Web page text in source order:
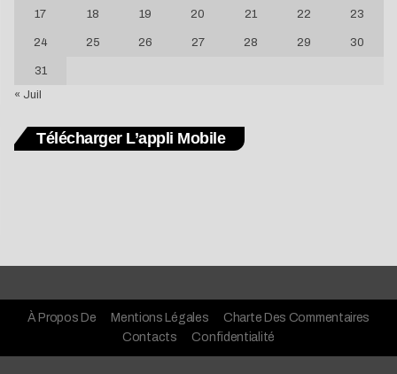
17 18 19 20 21 22 23
24 25 26 27 28 29 30
31
« Juil
Télécharger L’appli Mobile
À Propos De Mentions Légales
Charte Des Commentaires
Contacts
Confidentialité